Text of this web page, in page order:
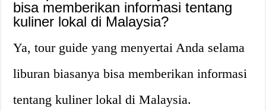
bisa memberikan informasi tentang
kuliner lokal di Malaysia?
Ya, tour guide yang menyertai Anda selama
liburan biasanya bisa memberikan informasi
tentang kuliner lokal di Malaysia.